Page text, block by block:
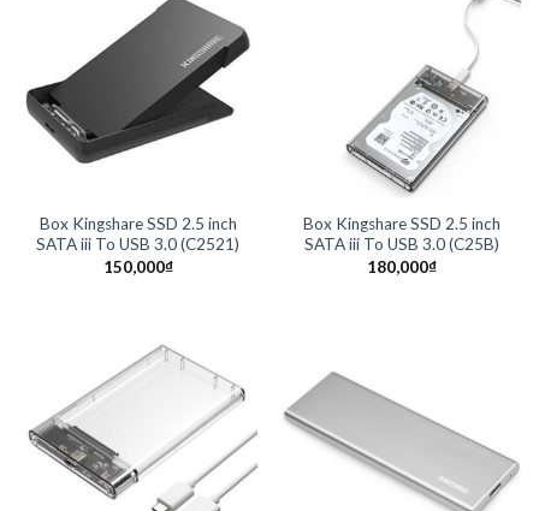
Box Kingshare SSD 2.5 inch
SATA iii To USB 3.0 (C2521)
150,000₫
Box Kingshare SSD 2.5 inch
SATA iii To USB 3.0 (C25B)
180,000₫